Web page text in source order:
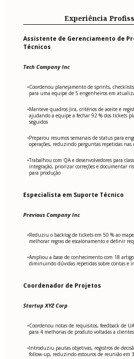
Experiência
Assistente de Gerenciamento de
Técnicos
Tech Company Inc
•Coordenou planejamento de sprints,
para uma equipe de 5 engenheiros em
•Manteve quadros Jira, critérios de aceite e
ajudando a equipe a fechar 92 % dos tickets
seguidos
•Preparou resumos semanais de status para
operações, reduzindo perguntas repetidas nas
•Trabalhou com QA e desenvolvedores para
integração, priorizar correções e documentar
para produção
Especialista em Suporte Técnico
Previous Company Inc
•Reduziu o backlog de tickets em 50 % ao
melhorar regras de escalonamento e definir
•Ampliou a base de conhecimento com 18
diminuindo dúvidas repetidas sobre contas e
Coordenador de Projetos
Startup XYZ Corp
•Coordenou notas de requisitos, feedback de
para 4 melhorias de produto voltadas a clientes
•Introduziu pautas objetivas, registros de
follow-up, reduzindo estouros de reunião em